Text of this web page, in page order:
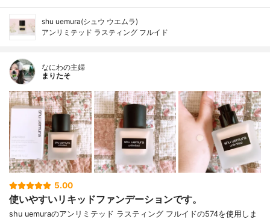
shu uemura(シュウ ウエムラ)
アンリミテッド ラスティング フルイド
なにわの主婦
まりたそ
5.00
使いやすいリキッドファンデーションです。
shu uemuraのアンリミテッド ラスティング フルイドの574を使用しま